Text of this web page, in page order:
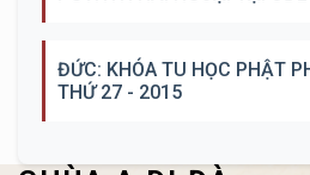
ĐỨC: KHÓA TU HỌC PHẬT
THỨ 27 - 2015